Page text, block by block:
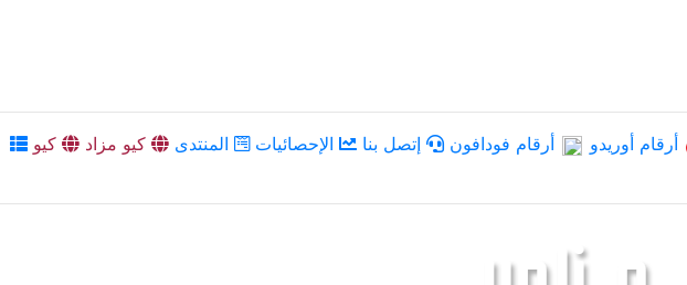
أرقام أوريدو أرقام فودافون إتصل بنا الإحصائيات المنتدى كيو مزاد
كيو